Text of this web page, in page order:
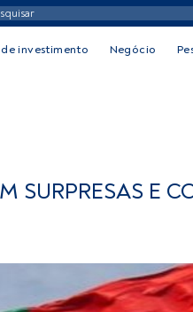
de investimento Negócio
SURPRESAS E